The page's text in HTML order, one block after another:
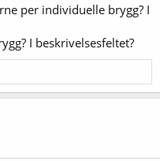
per individuelle brygg? I
I beskrivelsesfeltet?